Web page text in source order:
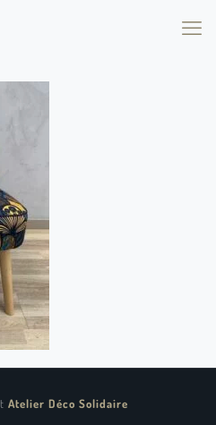
Atelier Déco Solidaire